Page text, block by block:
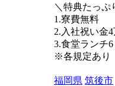
＼特典たっぷ
1.寮費無料
2.入社祝い金4
3.食堂ランチ
※各規定あり
福岡県 筑後市